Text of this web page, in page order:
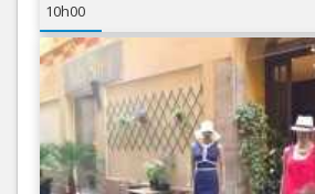
10h00